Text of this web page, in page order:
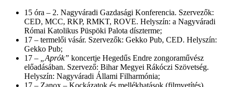
15 óra – 2. Nagyváradi Gazdasági Konferencia. Szervezők:
CED, MCC, RKP, RMKT, ROVE. Helyszín: a Nagyváradi
Római Katolikus Püspöki Palota díszterme;
17 – termelői vásár. Szervezők: Gekko Pub, CED. Helyszín:
Gekko Pub;
17 –
„Aprók” koncertje Hegedűs Endre zongoraművész
előadásában. Szervező: Bihar Megyei Rákóczi Szövetség.
Helyszín: Nagyváradi Állami Filharmónia;
17 – Zanox – Kockázatok és mellékhatások (filmvetítés).